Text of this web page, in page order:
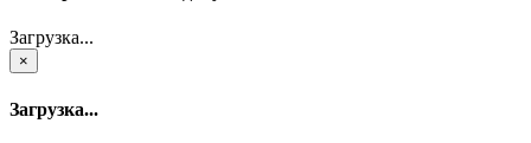
Загрузка...
×
Загрузка...